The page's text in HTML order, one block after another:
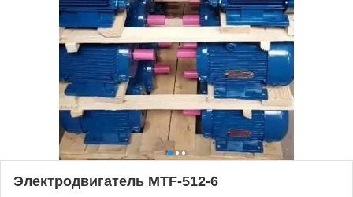
Электродвигатель MTF-512-6